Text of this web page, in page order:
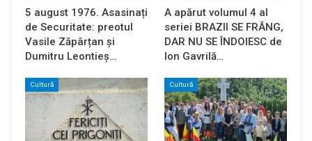
5 august 1976. Asasinați
de Securitate: preotul
Vasile Zăpârțan și
Dumitru Leontieș…
A apărut volumul 4 al
seriei BRAZII SE FRÂNG,
DAR NU SE ÎNDOIESC de
Ion Gavrilă…
Cultură Cultură